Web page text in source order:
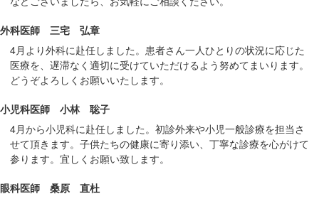
外科医師 三宅 弘章
4月より外科に赴任しました。患者さん一人ひとりの状況に応じた
医療を、遅滞なく適切に受けていただけるよう努めてまいります。
どうぞよろしくお願いいたします。
小児科医師 小林 聡子
4月から小児科に赴任しました。初診外来や小児一般診療を担当さ
せて頂きます。子供たちの健康に寄り添い、丁寧な診療を心がけて
参ります。宜しくお願い致します。
眼科医師 桑原 直杜